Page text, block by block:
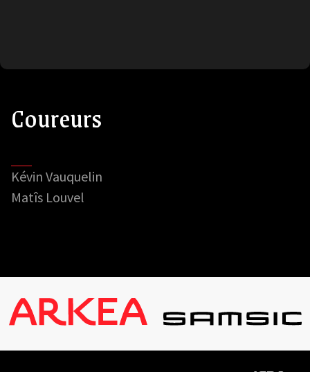
Coureurs
Kévin Vauquelin
Matîs Louvel